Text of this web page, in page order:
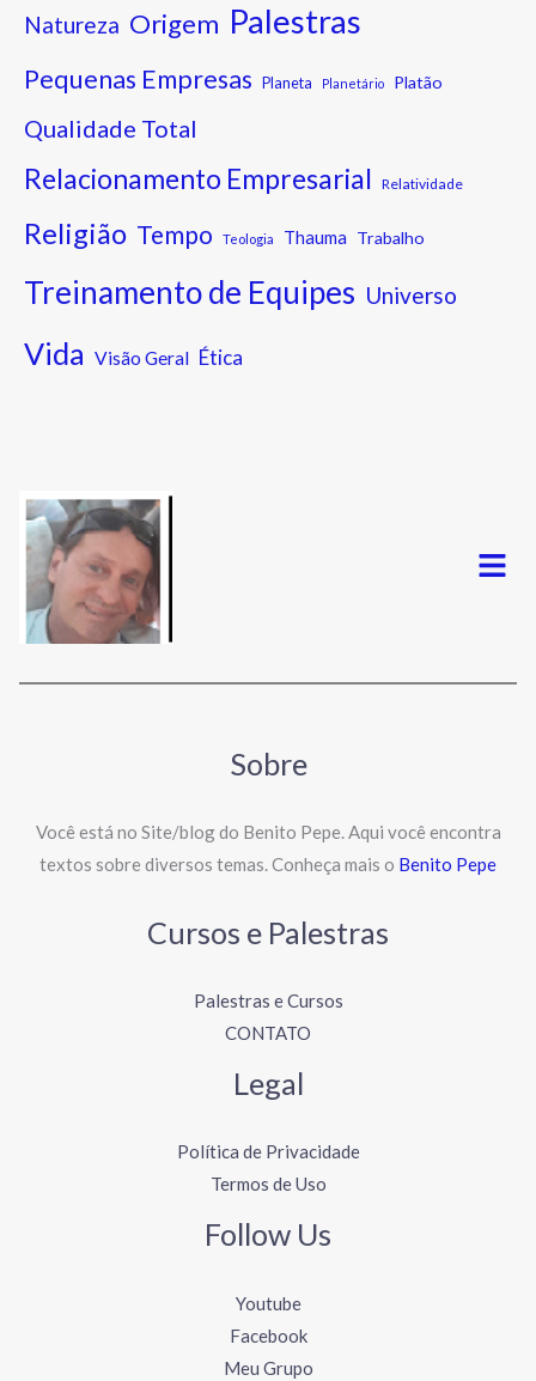
Natureza Origem Palestras
Pequenas Empresas Planeta Planetário Platão
Qualidade Total
Relacionamento Empresarial Relatividade
Religião Tempo Teologia Thauma Trabalho
Treinamento de Equipes Universo
Vida Visão Geral Ética
Menu
Sobre
Você está no Site/blog do Benito Pepe. Aqui você encontra
textos sobre diversos temas. Conheça mais o Benito Pepe
Cursos e Palestras
Palestras e Cursos
CONTATO
Legal
Política de Privacidade
Termos de Uso
Follow Us
Youtube
Facebook
Meu Grupo